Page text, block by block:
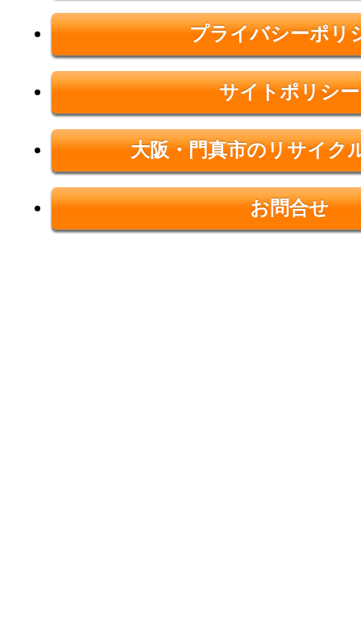
プライバシーポリ
サイトポリシー
大阪・門真市のリサイク
お問合せ